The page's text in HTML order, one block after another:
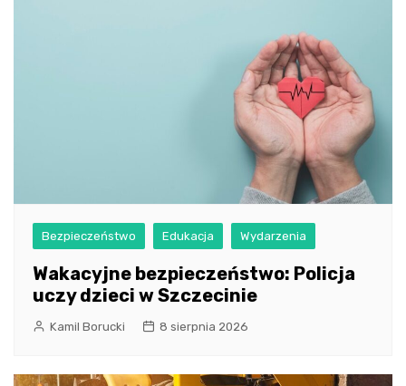
Bezpieczeństwo Edukacja Wydarzenia
Wakacyjne bezpieczeństwo: Policja
uczy dzieci w Szczecinie
Kamil Borucki 8 sierpnia 2026